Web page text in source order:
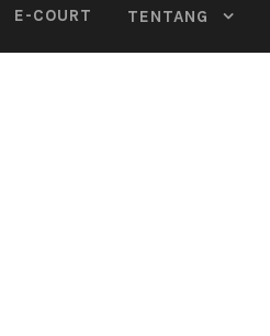
E-COURT TENTANG